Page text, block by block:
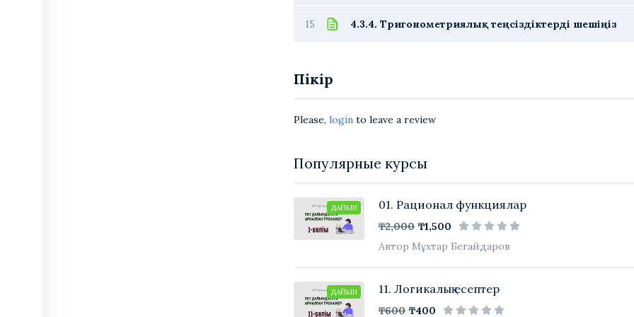
15 4.3.4. Тригонометриялық теңсіздіктерді шешіңіз
Пікір
Please, login to leave a review
Популярные курсы
ДАЙЫН 01. Рационал функциялар
₸2,000 ₸1,500
Автор Мұхтар Бегайдаров
ДАЙЫН 11. Логикалық есептер
₸600 ₸400